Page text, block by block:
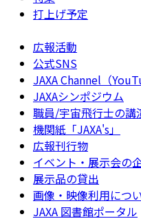
打上げ予定
広報活動
公式SNS
JAXA Channel（
JAXAシンポジウム
職員/宇宙飛行士の講
機関紙「JAXA's」
広報刊行物
イベント・展示会の
展示品の貸出
画像・映像利用につ
JAXA 図書館ポータル